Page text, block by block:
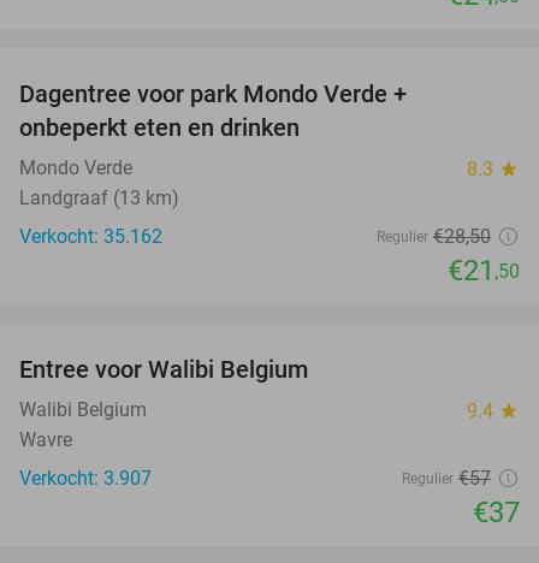
Dagentree voor park Mondo Verde +
onbeperkt eten en drinken
Mondo Verde 8.3 star
Landgraaf (13 km)
Verkocht: 35.162
Regulier €28,50
€21 ,50
Entree voor Walibi Belgium
Walibi Belgium 9.4 star
Wavre
Verkocht: 3.907
Regulier €57
€37